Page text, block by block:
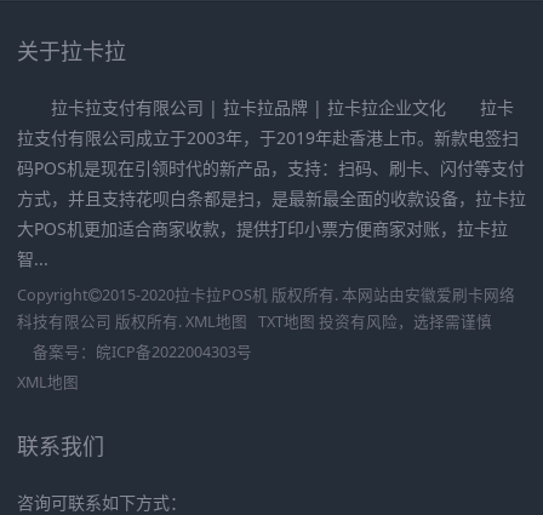
关于拉卡拉
拉卡拉支付有限公司 | 拉卡拉品牌 | 拉卡拉企业文化 拉卡
拉支付有限公司成立于2003年，于2019年赴香港上市。新款电签扫
码POS机是现在引领时代的新产品，支持：扫码、刷卡、闪付等支付
方式，并且支持花呗白条都是扫，是最新最全面的收款设备，拉卡拉
大POS机更加适合商家收款，提供打印小票方便商家对账，拉卡拉
智...
Copyright 2015-2020拉卡拉POS机 版权所有. 本网站由安徽爱刷卡网络
科技有限公司 版权所有. XML地图 TXT地图 投资有风险，选择需谨慎
备案号： 皖ICP备2022004303号
XML地图
联系我们
咨询可联系如下方式：